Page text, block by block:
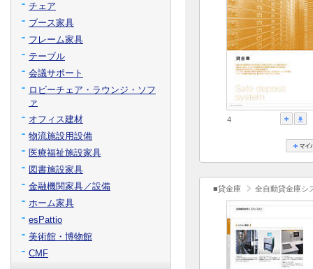
4
■貸金庫 全自動貸金庫
チェア
ブース家具
フレーム家具
テーブル
会議サポート
ロビーチェア・ラウンジ・ソフ
ァ
オフィス建材
物流施設用設備
医療福祉施設家具
図書施設家具
金融機関家具／設備
ホーム家具
esPattio
美術館・博物館
CMF